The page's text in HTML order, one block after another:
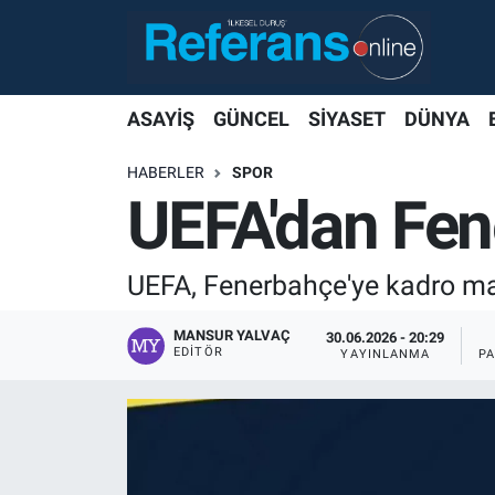
ASAYİŞ GÜNCEL SİYASET DÜNYA
HABERLER SPOR
UEFA'dan
UEFA, Fenerbahçe'ye kadro
MANSUR YALVAÇ
EDITÖR
30.06.2026 - 20:29
YAYINLANMA